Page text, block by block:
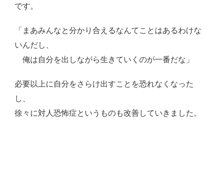
です。
「まあみんなと分かり合えるなんてことはあるわけな
いんだし、
俺は自分を出しながら生きていくのが一番だな」
必要以上に自分をさらけ出すことを恐れなくなった
し、
徐々に対人恐怖症というものも改善していきました。